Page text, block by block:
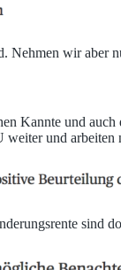
Nehmen wir
Kannte und
und
sind